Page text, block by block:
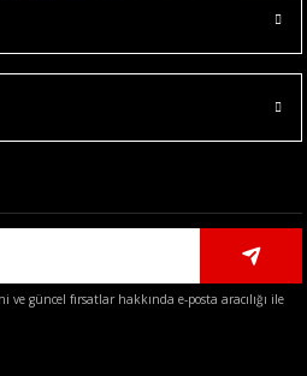
pahalı.
olmalı.
Gönder
güncel fırsatlar hakkında e-posta aracılığı ile